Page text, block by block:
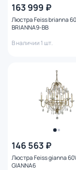
163 999 ₽
Люстра Feiss brianna
BRIANNA9-BB
В наличии 1 шт.
146 563 ₽
Люстра Feiss gianna
GIANNA6